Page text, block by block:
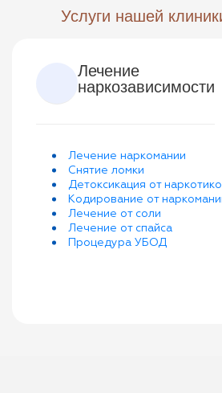
Услуги нашей
Лечение
наркозависимости
Лечение наркомании
Снятие ломки
Детоксикация от
Кодирование от
Лечение от соли
Лечение от спайса
Процедура УБОД